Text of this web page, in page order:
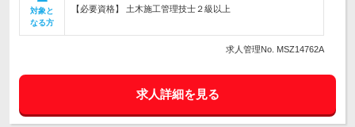
対象と
なる方
【必要資格】 土木施工管理技士２級以上
求人管理No. MSZ14762A
求人詳細を見る